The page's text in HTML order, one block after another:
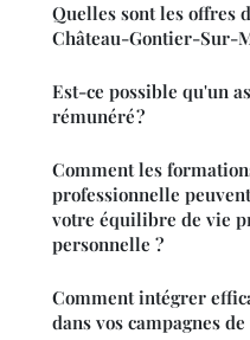
Quelles sont les offres
Château-Gontier-Sur-
Est-ce possible qu'un
rémunéré ?
Comment les
professionnelle
votre équilibre de vie
personnelle ?
Comment intégrer
dans vos campagnes